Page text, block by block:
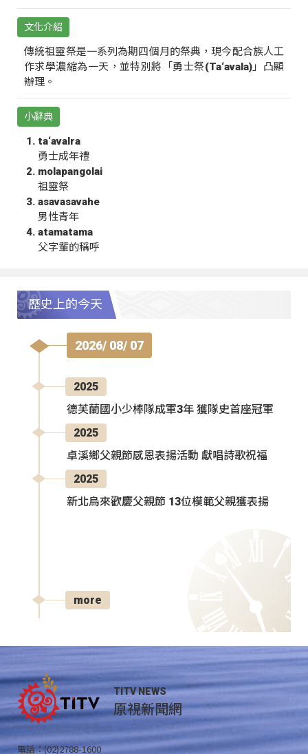
文化介紹
傳統祖靈祭是一系列為期四個月的祭典，現今配合族人工
作求學濃縮為一天，並特別將「勇士祭(Ta‘avala)」凸顯
辦理。
小辭典
ta‘avalra
勇士成年禮
molapangolai
祖靈祭
asavasavahe
男性青年
atamatama
父字輩的稱呼
歷史上的今天
2026/ 08/ 07
2025
德芙蘭國小少棒隊成軍3年 獲隊史首座冠軍
2025
卓溪鄉父親節感恩表揚活動 獻唱詩歌祝福
2025
新北烏來歡慶父親節 13位模範父親獲表揚
more
TITV NEWS
原視新聞網
電話：(02)2788-1600